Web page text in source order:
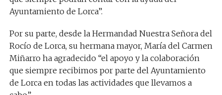
Ayuntamiento de Lorca”.
Por su parte, desde la Hermandad Nuestra Señora del
Rocío de Lorca, su hermana mayor, María del Carmen
Miñarro ha agradecido “el apoyo y la colaboración
que siempre recibimos por parte del Ayuntamiento
de Lorca en todas las actividades que llevamos a